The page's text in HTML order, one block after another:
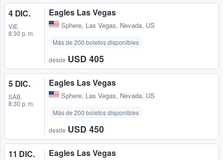
4 DIC.
VIE.
8:30 p. m.
Eagles Las Vegas
Sphere, Las Vegas, Nevada, US
Más de 200 boletos disponibles
desde USD 405
5 DIC.
SÁB.
8:30 p. m.
Eagles Las Vegas
Sphere, Las Vegas, Nevada, US
Más de 200 boletos disponibles
desde USD 450
11 DIC. Eagles Las Vegas